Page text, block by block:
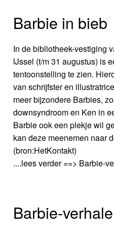
Barbie in bieb
In de bibliotheek-vestiging
IJssel (t/m 31 augustus) is
tentoonstelling te zien.
van schrijfster en
meer bijzondere Barbies,
downsyndroom en Ken in
Barbie ook een plekje wil
kan deze meenemen naar
(bron:HetKontakt)
....lees verder ==> Barbie-
Barbie-